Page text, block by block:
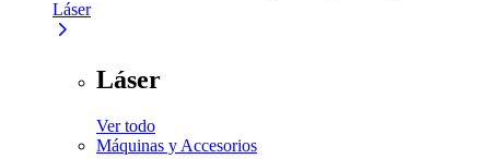
Láser
Láser
Ver todo
Máquinas y Accesorios